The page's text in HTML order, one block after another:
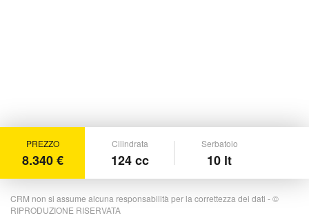
PREZZO
8.340 €
Cilindrata
124 cc
Serbatoio
10 lt
CRM non si assume alcuna responsabilità per la correttezza dei dati - ©
RIPRODUZIONE RISERVATA